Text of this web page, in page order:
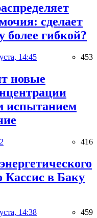
сделает
более гибкой?
14:45 453
новые
испытанием
416
в Баку
14:38 459